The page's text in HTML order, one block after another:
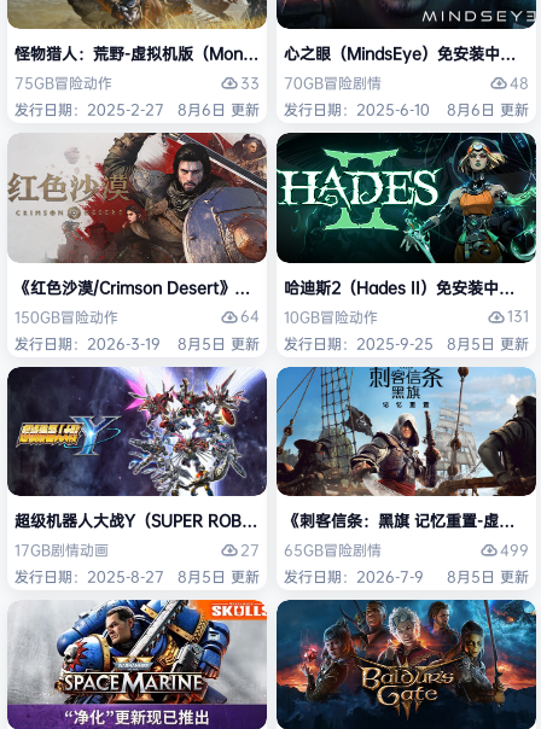
怪物猎人：荒野-虚拟机版（Monster Hunter Wilds HYPERVISOR）免安
75GB冒险动作
33
发行日期：2025-2-27
8月6日 更新
心之眼（MindsEye）免安装中文版
70GB冒险剧情
48
发行日期：2025-6-10
8月6日 更新
《红色沙漠/Crimson Desert》免安装中文版
150GB冒险动作
64
发行日期：2026-3-19
8月5日 更新
哈迪斯2（Hades II）免安装中文版
10GB冒险动作
131
发行日期：2025-9-25
8月5日 更新
超级机器人大战Y（SUPER ROBOT WARS Y）免安装中文版
17GB剧情动画
27
发行日期：2025-8-27
8月5日 更新
《刺客信条：黑旗 记忆重置-虚拟
65GB冒险剧情
499
发行日期：2026-7-9
8月5日 更新